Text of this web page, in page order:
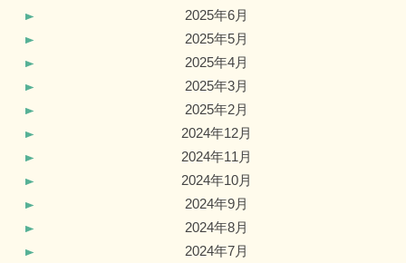
2025年6月
2025年5月
2025年4月
2025年3月
2025年2月
2024年12月
2024年11月
2024年10月
2024年9月
2024年8月
2024年7月